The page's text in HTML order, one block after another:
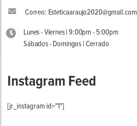
Correo: Esteticaaraujo2020@gmail.com
Lunes - Viernes | 9:00pm - 5:00pm
Sábados - Domingos | Cerrado
Instagram Feed
[jr_instagram id="1"]